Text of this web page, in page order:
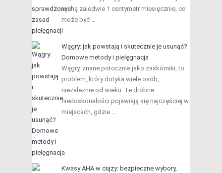
rosną zaledwie 1 centymetr miesięcznie, co
może być …
Wągry: jak powstają i skutecznie je usunąć?
Domowe metody i pielęgnacja
Wągry, znane potocznie jako zaskórniki, to
problem, który dotyka wiele osób,
niezależnie od wieku. Te drobne
niedoskonałości pojawiają się najczęściej w
miejscach, gdzie …
Kwasy AHA w ciąży: bezpieczne wybory,